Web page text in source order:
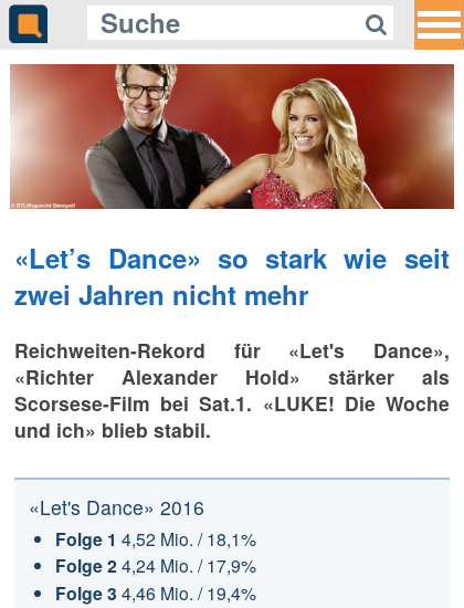
«Let’s Dance» so stark wie seit
zwei Jahren nicht mehr
Reichweiten-Rekord für «Let's Dance»,
«Richter Alexander Hold» stärker als
Scorsese-Film bei Sat.1. «LUKE! Die Woche
und ich» blieb stabil.
«Let's Dance» 2016
Folge 1 4,52 Mio. / 18,1%
Folge 2 4,24 Mio. / 17,9%
Folge 3 4,46 Mio. / 19,4%